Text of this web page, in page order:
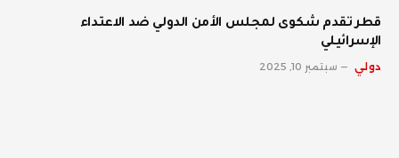
قطر تقدم شكوى لمجلس الأمن الدولي ضد الاعتداء
الإسرائيلي
دولي سبتمبر 10, 2025